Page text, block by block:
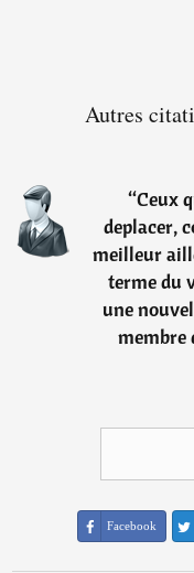
Autres
“Ceux
deplacer,
meilleur
terme du
une
membre
Facebook